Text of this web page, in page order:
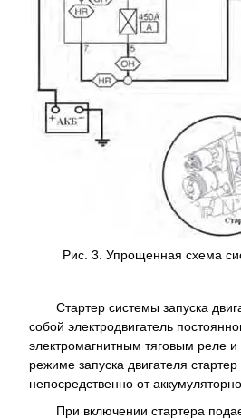
Рис. 3. Упрощенная схема
Стартер системы запуска
собой электродвигатель
электромагнитным тяговым реле
режиме запуска двигателя стартер
непосредственно от
При включении стартера